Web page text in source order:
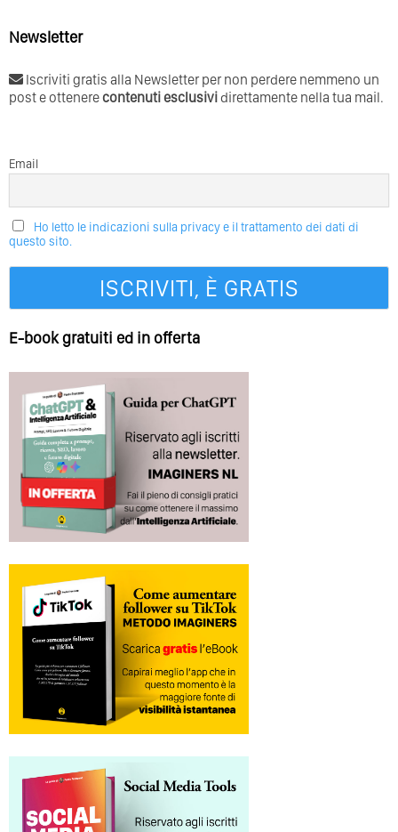
Newsletter
Iscriviti gratis alla Newsletter per non perdere nemmeno un
post e ottenerecontenuti esclusividirettamente nella tua mail.
Email
Ho letto le indicazioni sulla privacy e il trattamento dei dati di
questo sito.
E-book gratuiti ed in offerta